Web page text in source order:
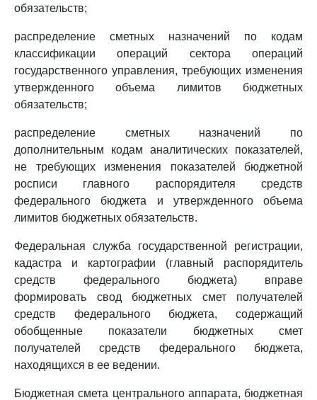
обязательств;
распределение сметных назначений по кодам
классификации операций сектора операций
государственного управления, требующих изменения
утвержденного объема лимитов бюджетных
обязательств;
распределение сметных назначений по
дополнительным кодам аналитических показателей,
не требующих изменения показателей бюджетной
росписи главного распорядителя средств
федерального бюджета и утвержденного объема
лимитов бюджетных обязательств.
Федеральная служба государственной регистрации,
кадастра и картографии (главный распорядитель
средств федерального бюджета) вправе
формировать свод бюджетных смет получателей
средств федерального бюджета, содержащий
обобщенные показатели бюджетных смет
получателей средств федерального бюджета,
находящихся в ее ведении.
Бюджетная смета центрального аппарата, бюджетная